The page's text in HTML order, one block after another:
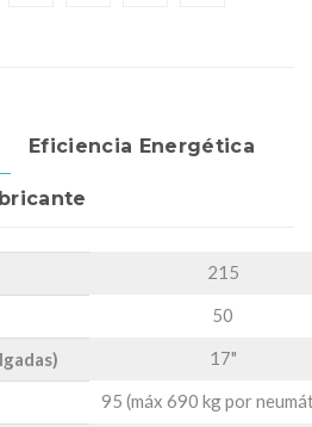
Eficiencia Energética
215
50
17"
95 (máx 690 kg por